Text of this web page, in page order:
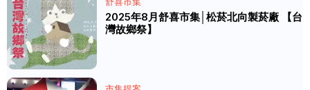
2025年8月舒喜市集│松菸北向製菸廠 【台
灣故鄉祭】